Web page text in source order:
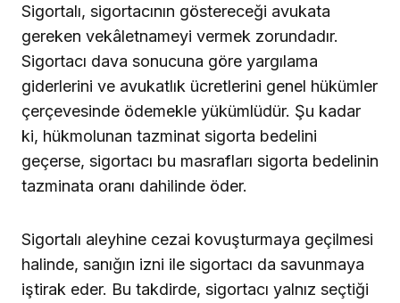
Sigortalı, sigortacının göstereceği avukata
gereken vekâletnameyi vermek zorundadır.
Sigortacı dava sonucuna göre yargılama
giderlerini ve avukatlık ücretlerini genel hükümler
çerçevesinde ödemekle yükümlüdür. Şu kadar
ki, hükmolunan tazminat sigorta bedelini
geçerse, sigortacı bu masrafları sigorta bedelinin
tazminata oranı dahilinde öder.
Sigortalı aleyhine cezai kovuşturmaya geçilmesi
halinde, sanığın izni ile sigortacı da savunmaya
iştirak eder. Bu takdirde, sigortacı yalnız seçtiği